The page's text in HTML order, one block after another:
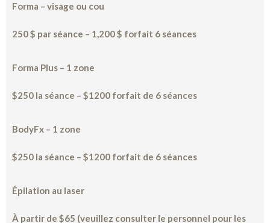
Forma – visage ou cou
250 $ par séance – 1,200 $ forfait 6 séances
Forma Plus – 1 zone
$250 la séance – $1200 forfait de 6 séances
BodyFx – 1 zone
$250 la séance – $1200 forfait de 6 séances
Épilation au laser
À partir de $65 (veuillez consulter le personnel pour les